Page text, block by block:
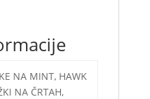
NA MINT, HAWK
NA ČRTAH,